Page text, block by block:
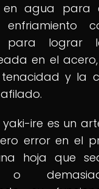
agua para
para lograr
en el
y la
yaki-ire es un
error en el
hoja que
o